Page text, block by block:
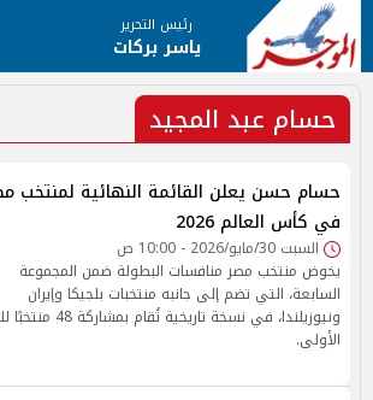
رئيس التحرير
ياسر بركات
حسام عبد المجيد
حسام حسن يعلن القائمة النهائية لمنتخب
في كأس العالم 2026
السبت 30/مايو/2026 - 10:00 ص
يخوض منتخب مصر منافسات البطولة ضمن المجموعة
السابعة، التي تضم إلى جانبه منتخبات بلجيكا وإيران
ونيوزيلندا، في نسخة تاريخية تُقام
الأولى.